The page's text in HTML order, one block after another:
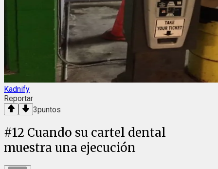
Kadnify
Reportar
3puntos
#12 Cuando su cartel dental
muestra una ejecución